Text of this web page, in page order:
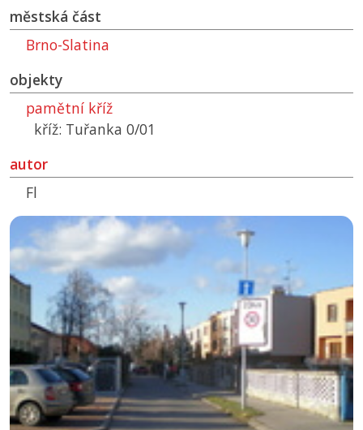
městská část
Brno-Slatina
objekty
pamětní kříž
kříž: Tuřanka 0/01
autor
Fl